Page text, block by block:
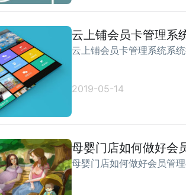
云上铺会员卡管理
云上铺会员卡管理系统系
2019-05-14
母婴门店如何做好会
母婴门店如何做好会员管